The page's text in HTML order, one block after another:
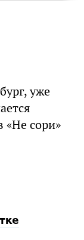
уже
«Не сори»